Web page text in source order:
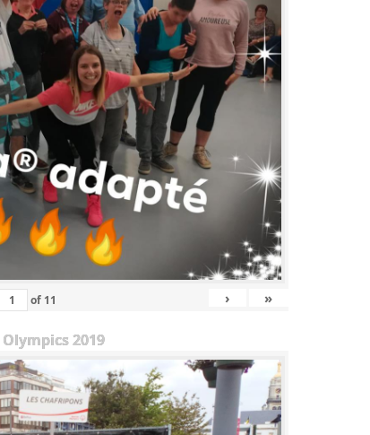
of 11 › »
2019